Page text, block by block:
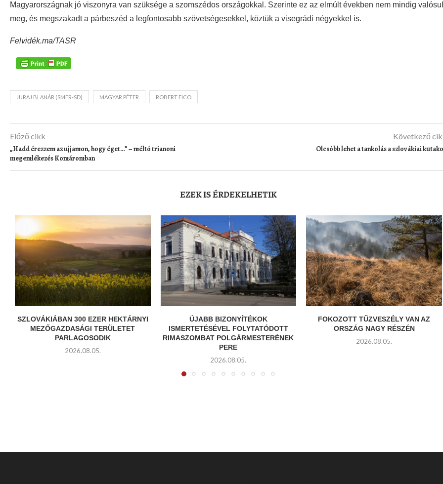
Magyarországnak jó viszonyra van szüksége a szomszédos országokkal. Szerinte ez az elmúlt években nem mindig
meg, és megszakadt a párbeszéd a legfontosabb szövetségesekkel, köztük a visegrádi négyekkel is.
Felvidék.ma/TASR
JURAJ BLANÁR (SMER-SD) MAGYAR PÉTER ROBERT FICO
Előző cikk
„Hadd érezzem az ujjamon, hogy éget…” – méltó trianoni
megemlékezés Komáromban
Következő
Olcsóbb lehet a tankolás a szlovákiai
EZEK IS ÉRDEKELHETIK
SZLOVÁKIÁBAN 300 EZER HEKTÁRNYI
MEZŐGAZDASÁGI TERÜLETET
PARLAGOSODIK
2026.08.05.
ÚJABB BIZONYÍTÉKOK
ISMERTETÉSÉVEL FOLYTATÓDOTT
RIMASZOMBAT POLGÁRMESTERÉNEK
PERE
2026.08.05.
FOKOZOTT TŰZVESZÉLY VAN AZ
ORSZÁG NAGY RÉSZÉN
2026.08.05.